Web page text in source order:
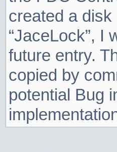
created a
“JaceLock”, I
future entry.
copied by
potential Bug